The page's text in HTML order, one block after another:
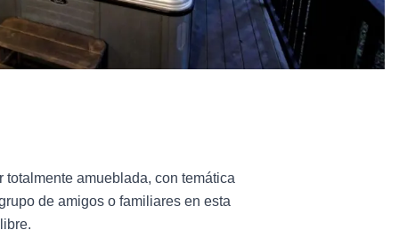
amueblada, con temática
de amigos o familiares en esta